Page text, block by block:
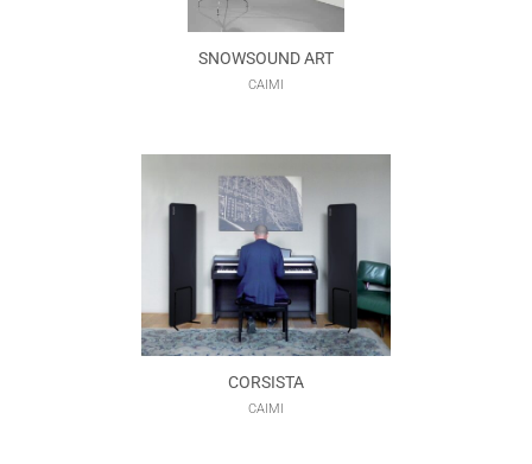
SNOWSOUND ART
CAIMI
CORSISTA
CAIMI